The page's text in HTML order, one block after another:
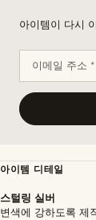
아이템이 다시
이메일 주소 *
아이템 디테일
스털링 실버
변색에 강하도록 제